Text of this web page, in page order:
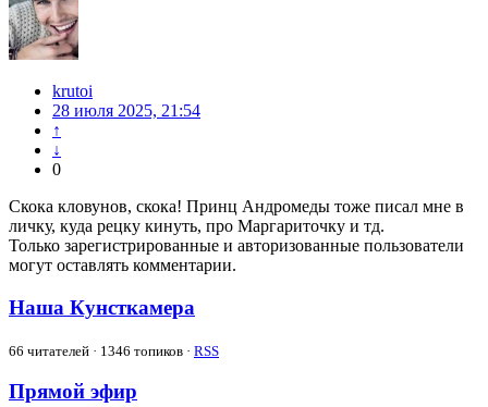
krutoi
28 июля 2025, 21:54
↑
↓
0
Скока кловунов, скока! Принц Андромеды тоже писал мне в
личку, куда рецку кинуть, про Маргариточку и тд.
Только зарегистрированные и авторизованные пользователи
могут оставлять комментарии.
Наша Кунсткамера
66 читателей · 1346 топиков · RSS
Прямой эфир